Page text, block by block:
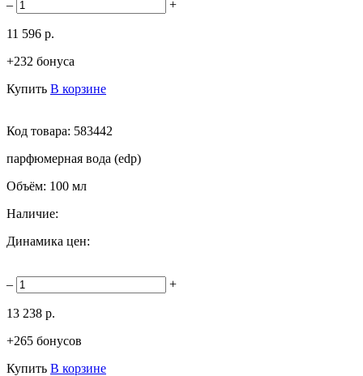
– +
11 596 р.
+232 бонуса
Купить В корзине
Код товара: 583442
парфюмерная вода (edp)
Объём: 100 мл
Наличие:
Динамика цен:
– +
13 238 р.
+265 бонусов
Купить В корзине